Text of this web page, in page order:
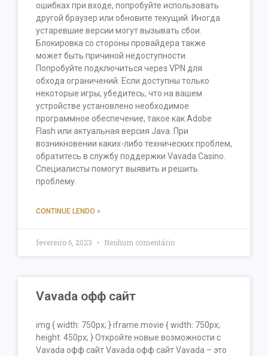
ошибках при входе, попробуйте использовать
другой браузер или обновите текущий. Иногда
устаревшие версии могут вызывать сбои.
Блокировка со стороны провайдера также
может быть причиной недоступности.
Попробуйте подключиться через VPN для
обхода ограничений. Если доступны только
некоторые игры, убедитесь, что на вашем
устройстве установлено необходимое
программное обеспечение, такое как Adobe
Flash или актуальная версия Java. При
возникновении каких-либо технических проблем,
обратитесь в службу поддержки Vavada Casino.
Специалисты помогут выявить и решить
проблему.
CONTINUE LENDO »
fevereiro 6, 2023 Nenhum comentário
Vavada офф сайт
img { width: 750px; } iframe.movie { width: 750px;
height: 450px; } Откройте новые возможности с
Vavada офф сайт Vavada офф сайт Vavada – это